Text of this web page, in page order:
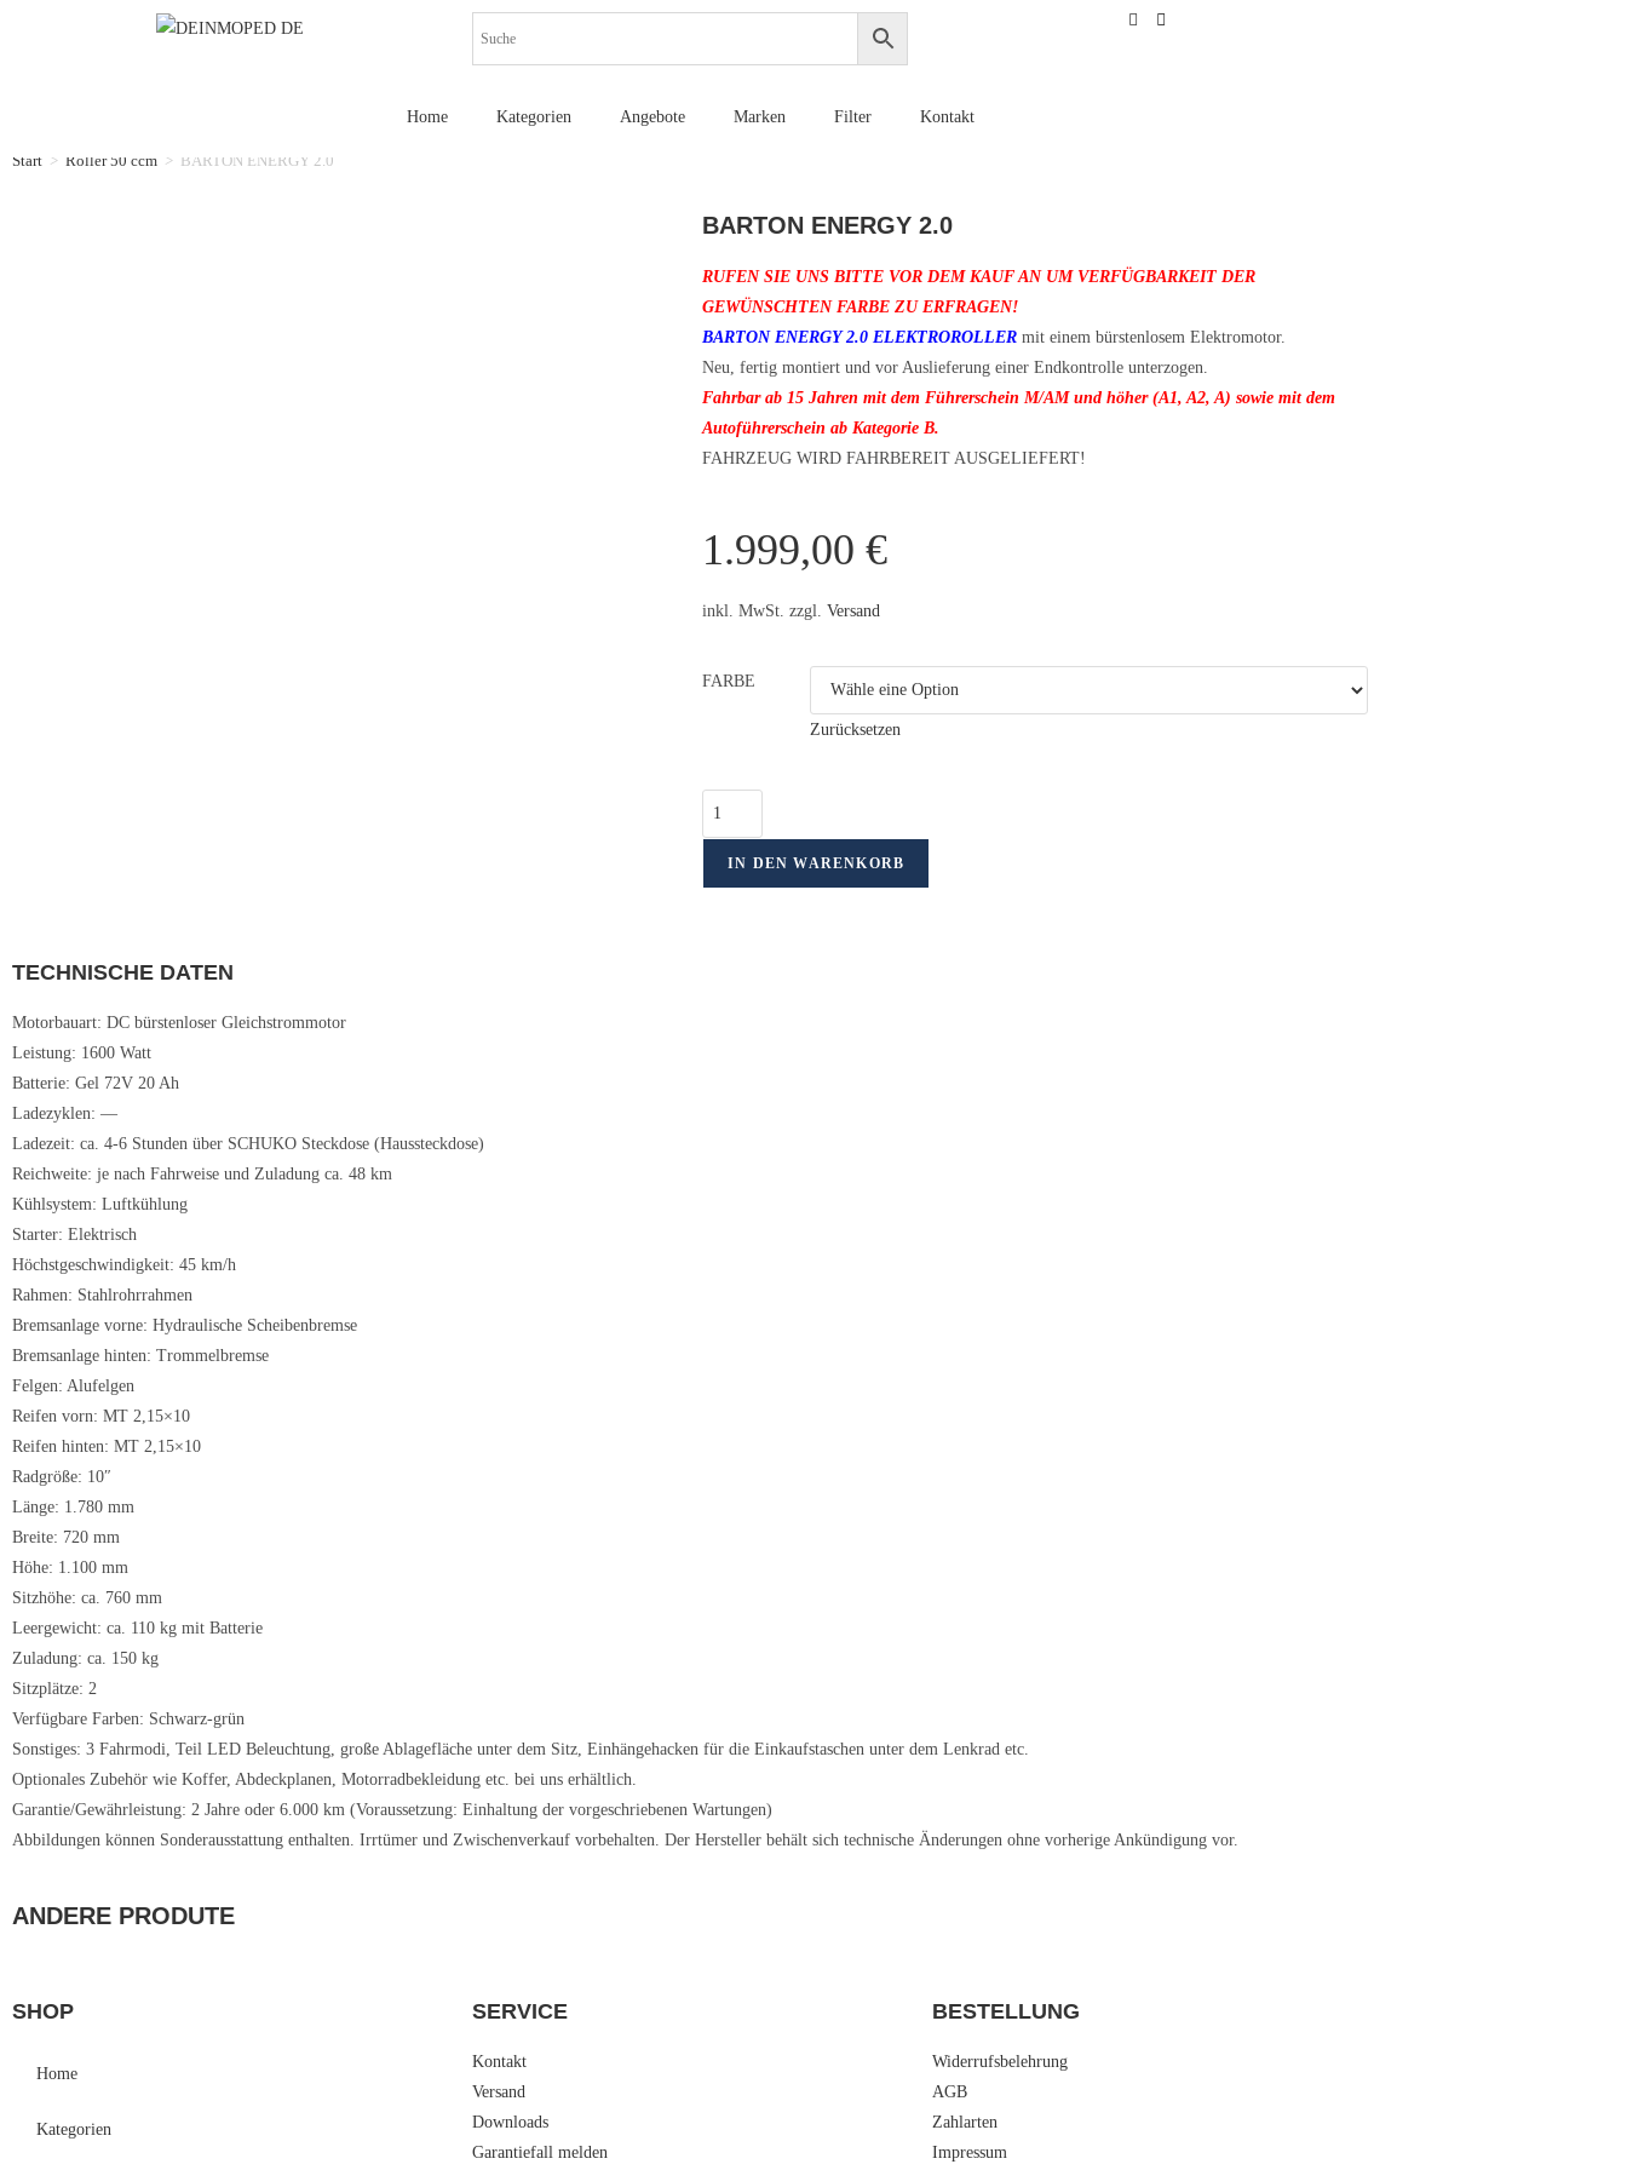
Home Kategorien Angebote Marken Filter Kontakt
Start > Roller 50 ccm > BARTON ENERGY 2.0
BARTON ENERGY 2.0
RUFEN SIE UNS BITTE VOR DEM KAUF AN UM VERFÜGBARKEIT DER
GEWÜNSCHTEN FARBE ZU ERFRAGEN!
BARTON ENERGY 2.0 ELEKTROROLLER mit einem bürstenlosem Elektromotor.
Neu, fertig montiert und vor Auslieferung einer Endkontrolle unterzogen.
Fahrbar ab 15 Jahren mit dem Führerschein M/AM und höher (A1, A2, A) sowie mit dem
Autoführerschein ab Kategorie B.
FAHRZEUG WIRD FAHRBEREIT AUSGELIEFERT!
1.999,00 €
inkl. MwSt. zzgl. Versand
FARBE
Zurücksetzen
IN DEN WARENKORB
TECHNISCHE DATEN
Motorbauart: DC bürstenloser Gleichstrommotor
Leistung: 1600 Watt
Batterie: Gel 72V 20 Ah
Ladezyklen: —
Ladezeit: ca. 4-6 Stunden über SCHUKO Steckdose (Haussteckdose)
Reichweite: je nach Fahrweise und Zuladung ca. 48 km
Kühlsystem: Luftkühlung
Starter: Elektrisch
Höchstgeschwindigkeit: 45 km/h
Rahmen: Stahlrohrrahmen
Bremsanlage vorne: Hydraulische Scheibenbremse
Bremsanlage hinten: Trommelbremse
Felgen: Alufelgen
Reifen vorn: MT 2,15×10
Reifen hinten: MT 2,15×10
Radgröße: 10″
Länge: 1.780 mm
Breite: 720 mm
Höhe: 1.100 mm
Sitzhöhe: ca. 760 mm
Leergewicht: ca. 110 kg mit Batterie
Zuladung: ca. 150 kg
Sitzplätze: 2
Verfügbare Farben: Schwarz-grün
Sonstiges: 3 Fahrmodi, Teil LED Beleuchtung, große Ablagefläche unter dem Sitz, Einhängehacken für die Einkaufstaschen unter dem Lenkrad etc.
Optionales Zubehör wie Koffer, Abdeckplanen, Motorradbekleidung etc. bei uns erhältlich.
Garantie/Gewährleistung: 2 Jahre oder 6.000 km (Voraussetzung: Einhaltung der vorgeschriebenen Wartungen)
Abbildungen können Sonderausstattung enthalten. Irrtümer und Zwischenverkauf vorbehalten. Der Hersteller behält sich technische Änderungen ohne vorherige Ankündigung vor.
ANDERE PRODUTE
SHOP
Home
Kategorien
SERVICE
Kontakt
Versand
Downloads
Garantiefall melden
BESTELLUNG
Widerrufsbelehrung
AGB
Zahlarten
Impressum